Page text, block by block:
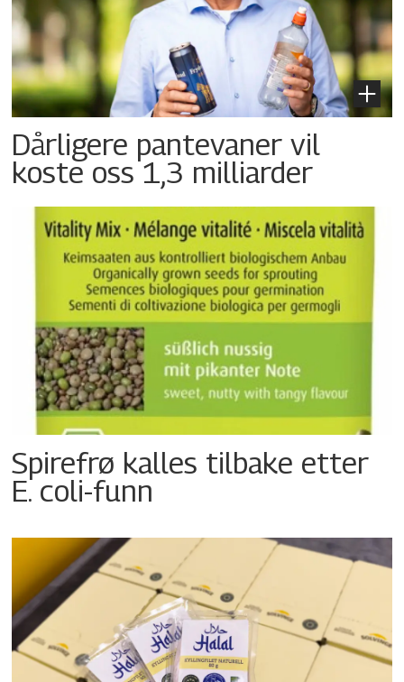
Dårligere pantevaner vil
koste oss 1,3 milliarder
Spirefrø kalles tilbake etter
E. coli-funn